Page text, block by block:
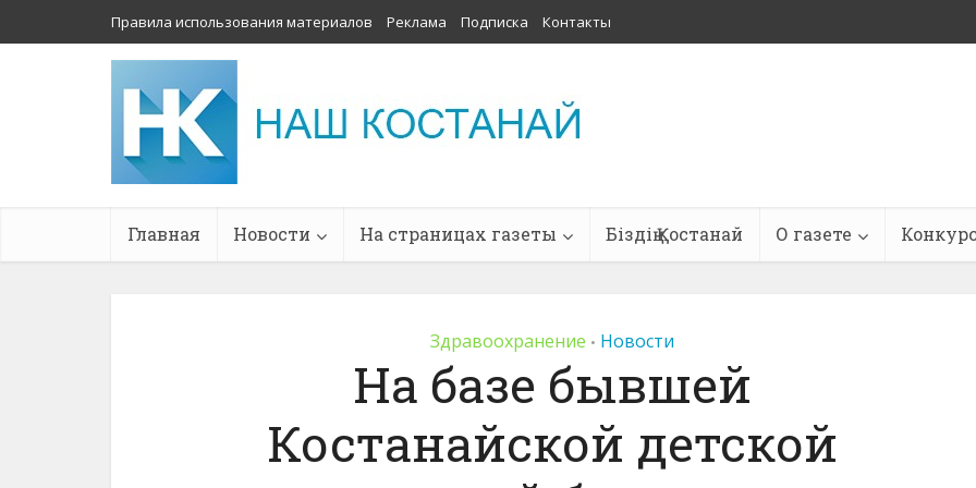
Правила использования материалов Реклама Подписка Контакты
Главная Новости На страницах газеты Біздің Қостанай О газете
Здравоохранение • Новости
На базе бывшей
Костанайской детской